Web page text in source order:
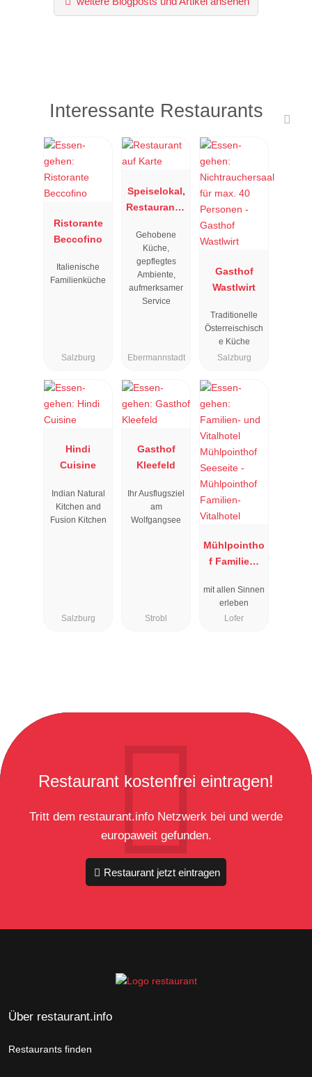
Interessante Restaurants
Ristorante
Beccofino
Italienische
Familienküche
Salzburg
Speiselokal,
Restaurant "
"
Gehobene
Küche,
gepflegtes
Ambiente,
aufmerksamer
Service
Ebermannstadt
Gasthof
Wastlwirt
Traditionelle
Österreischisch
e Küche
Salzburg
Hindi
Cuisine
Indian Natural
Kitchen and
Fusion Kitchen
Salzburg
Gasthof
Kleefeld
Ihr Ausflugsziel
am
Wolfgangsee
Strobl
Mühlpointho
f Familien-
mit allen Sinnen
erleben
Lofer
Restaurant kostenfrei eintragen!
Tritt dem restaurant.info Netzwerk bei und werde
europaweit gefunden.
Restaurant jetzt eintragen
Über restaurant.info
Restaurants finden